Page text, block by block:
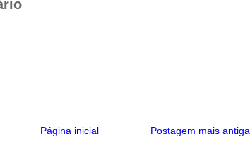
Postagem mais antiga
Página inicial